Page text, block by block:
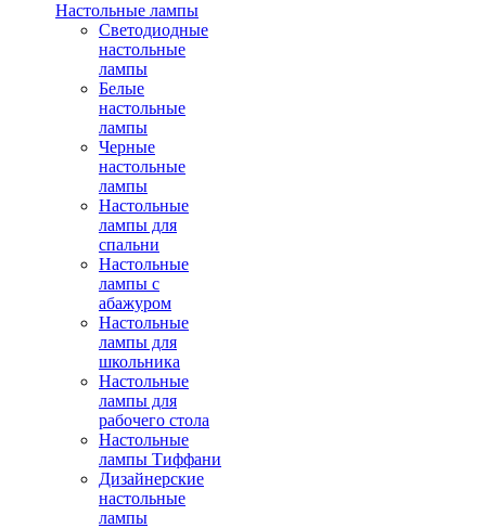
Настольные лампы
Светодиодные
настольные
лампы
Белые
настольные
лампы
Черные
настольные
лампы
Настольные
лампы для
спальни
Настольные
лампы с
абажуром
Настольные
лампы для
школьника
Настольные
лампы для
рабочего стола
Настольные
лампы Тиффани
Дизайнерские
настольные
лампы